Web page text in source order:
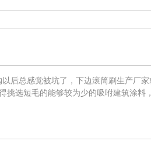
后总感觉被坑了，下边滚筒刷生产厂